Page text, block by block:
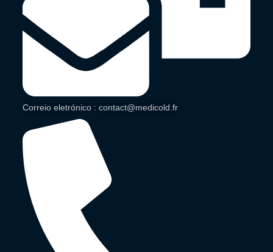
Correio eletrónico : contact@medicold.fr